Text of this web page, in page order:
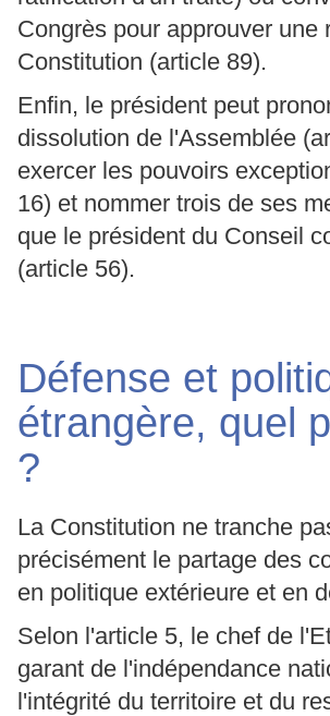
Congrès pour approuver une
Constitution (article 89).
Enfin, le président peut
dissolution de l'Assemblée
exercer les pouvoirs
16) et nommer trois de ses
que le président du Conseil
(article 56).
Défense et
étrangère, quel
?
La Constitution ne tranche
précisément le partage des
en politique extérieure et en
Selon l'article 5, le chef de
garant de l'indépendance
l'intégrité du territoire et du